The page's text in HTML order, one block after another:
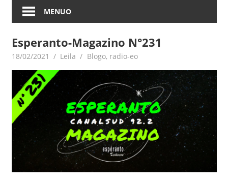
MENUO
Esperanto-Magazino N°231
18/02/2021 Leila Blogo, radio-eo